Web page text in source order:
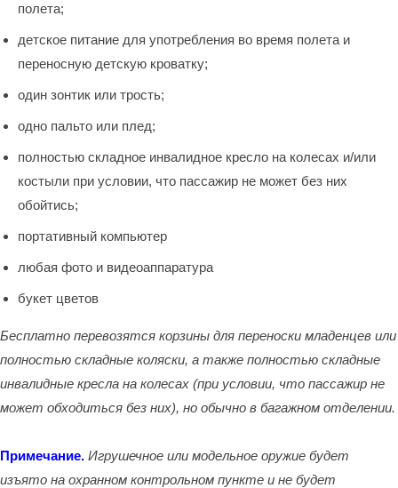
полета;
детское питание для употребления во время полета и
переносную детскую кроватку;
один зонтик или трость;
одно пальто или плед;
полностью складное инвалидное кресло на колесах и/или
костыли при условии, что пассажир не может без них
обойтись;
портативный компьютер
любая фото и видеоаппаратура
букет цветов
Бесплатно перевозятся корзины для переноски младенцев или
полностью складные коляски, а также полностью складные
инвалидные кресла на колесах (при условии, что пассажир не
может обходиться без них), но обычно в багажном отделении.
Примечание. Игрушечное или модельное оружие будет
изъято на охранном контрольном пункте и не будет